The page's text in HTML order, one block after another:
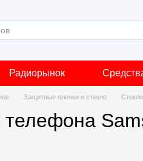
Радиорынок
Защитные пленки и стекло